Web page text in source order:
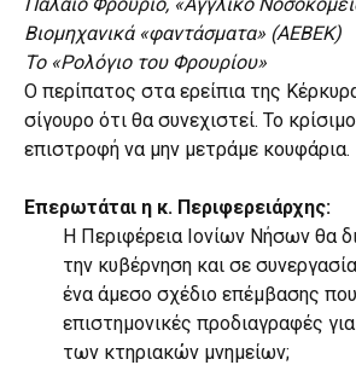
Βιομηχανικά «φαντάσματα» (ΑΕΒΕΚ)
Το «Ρολόγιο του Φρουρίου»
Ο περίπατος στα ερείπια της
σίγουρο ότι θα συνεχιστεί. Το
επιστροφή να μην μετράμε κουφάρια.
Επερωτάται η κ. Περιφερειάρχης:
Η Περιφέρεια Ιονίων Νήσων θα
την κυβέρνηση και σε
ένα άμεσο σχέδιο επέμβασης
επιστημονικές προδιαγραφές
των κτηριακών μνημείων;